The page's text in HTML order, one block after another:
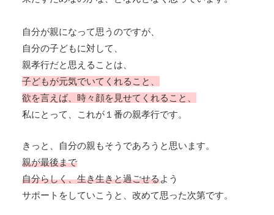
自分が親になって思うのですが、
自分の子どもに対して、
親孝行だと思えることは、
子どもが元気でいてくれること、
欲を言えば、時々顔を見せてくれること、
私にとって、これが１番の親孝行です。
きっと、自分の親もそうであろうと思います。
親が最後まで
自分らしく、生き生きと過ごせるよう
サポートをしていこうと、改めて思った次第です。